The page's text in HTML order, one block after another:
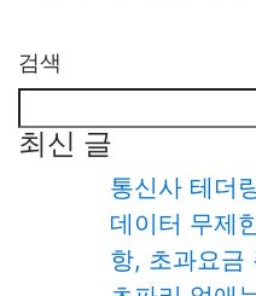
검색
최신 글
통신사 테더
데이터 무제
항, 초과요금